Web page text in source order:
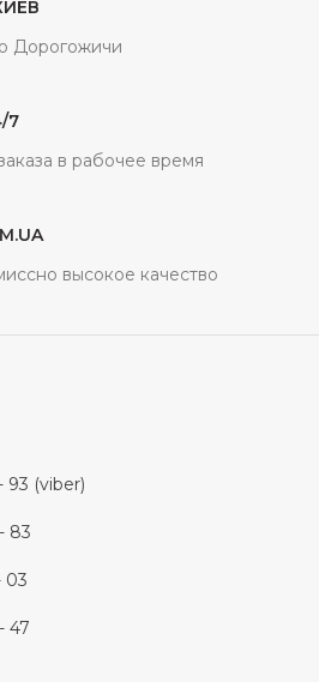
Дорогожичи
7
в рабочее время
высокое качество
93 (viber)
83
03
47